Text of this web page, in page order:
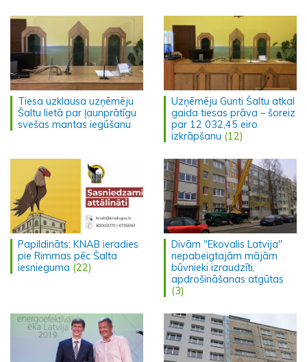
Tiesa uzklausa uzņēmēju
Šaltu lietā par ļaunprātīgu
svešas mantas iegūšanu
Uzņēmēju Gunti Šaltu atkal
gaida tiesas prāva – šoreiz
par 12 032,45 eiro
izkrāpšanu (12)
Papildināts: KNAB ieradies
pie Rimmas pēc Šalta
iesnieguma (22)
Divām "Ekovalis Latvija"
nepabeigtajām mājām
būvnieki izraudzīti,
apdrošināšanas atgūtas
(3)